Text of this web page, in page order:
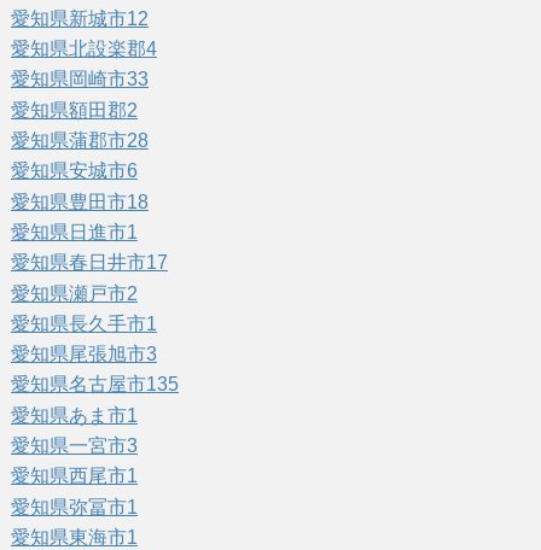
愛知県新城市12
愛知県北設楽郡4
愛知県岡崎市33
愛知県額田郡2
愛知県蒲郡市28
愛知県安城市6
愛知県豊田市18
愛知県日進市1
愛知県春日井市17
愛知県瀬戸市2
愛知県長久手市1
愛知県尾張旭市3
愛知県名古屋市135
愛知県あま市1
愛知県一宮市3
愛知県西尾市1
愛知県弥冨市1
愛知県東海市1